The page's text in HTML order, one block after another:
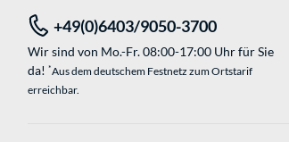
+49(0)6403/9050-3700
Wir sind von Mo.-Fr. 08:00-17:00 Uhr für Sie
da! *Aus dem deutschem Festnetz zum Ortstarif
erreichbar.